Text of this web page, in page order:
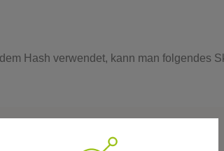
Hash verwendet, kann man folgendes